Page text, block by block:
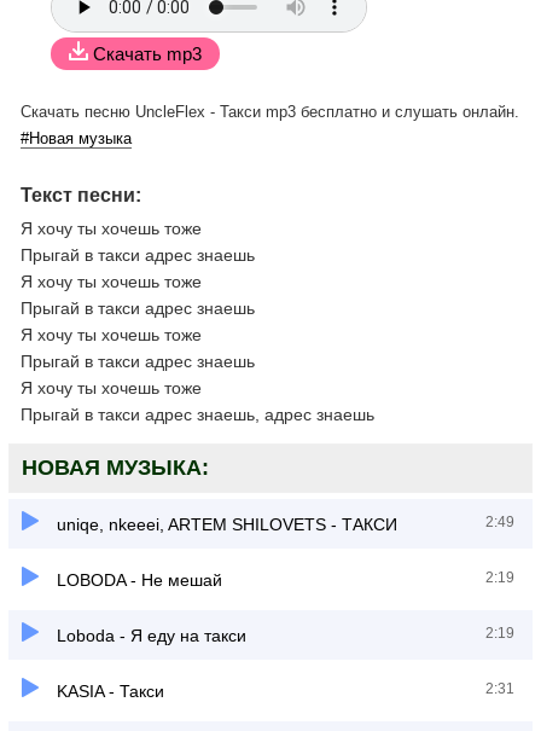
Скачать mp3
Скачать песню UncleFlex - Такси mp3 бесплатно и слушать онлайн.
#Новая музыка
Текст песни:
Я хочу ты хочешь тоже
Прыгай в такси адрес знаешь
Я хочу ты хочешь тоже
Прыгай в такси адрес знаешь
Я хочу ты хочешь тоже
Прыгай в такси адрес знаешь
Я хочу ты хочешь тоже
Прыгай в такси адрес знаешь, адрес знаешь
НОВАЯ МУЗЫКА:
uniqe, nkeeei, ARTEM SHILOVETS - ТАКСИ 2:49
LOBODA - Не мешай 2:19
Loboda - Я еду на такси 2:19
KASIA - Такси 2:31